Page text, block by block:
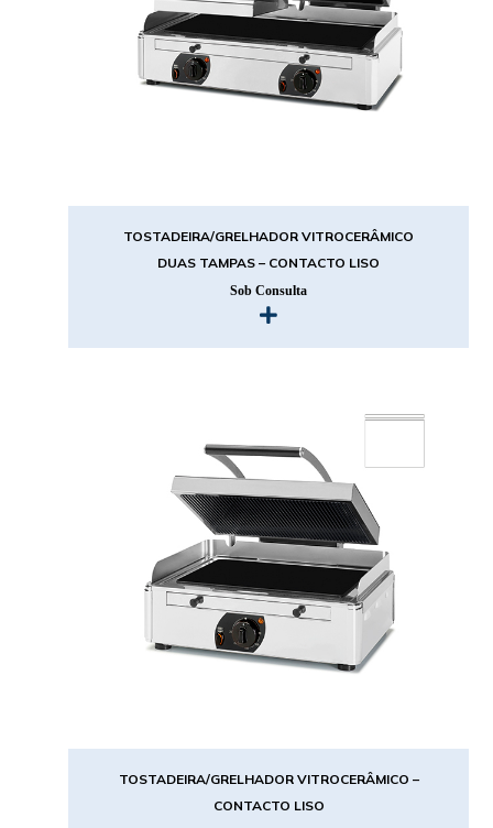
TOSTADEIRA/GRELHADOR VITROCERÂMICO
DUAS TAMPAS – CONTACTO LISO
Sob Consulta
TOSTADEIRA/GRELHADOR VITROCERÂMICO –
CONTACTO LISO